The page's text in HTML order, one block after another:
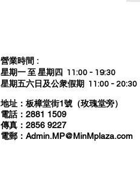
營業時間 :
星期一 至 星期四 11:00 - 19:30
星期五六日及公衆假期 11:00 - 20:30
​地址：板樟堂街1號（玫瑰堂旁）
電話：2881 1509
傳真：2856 9227
​電郵： Admin.MP@MinMplaza.com